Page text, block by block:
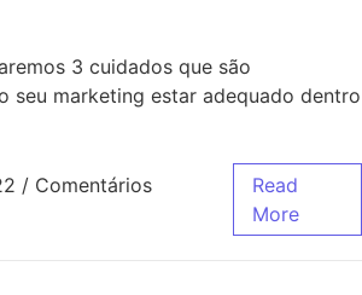
3 cuidados que são
seu marketing estar adequado dentro
/ Comentários
Read
More